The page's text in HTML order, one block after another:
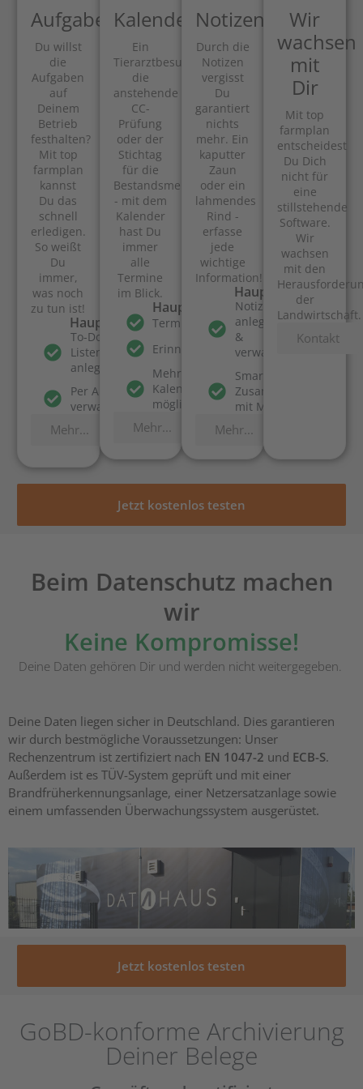
Aufgaben
Du willst
die
Aufgaben
auf
Deinem
Betrieb
festhalten?
Mit top
farmplan
kannst
Du das
schnell
erledigen.
So weißt
Du
immer,
was noch
zu tun ist!
Hauptfunktionen
To-Do
Listen
anlegen
Per App
verwalten
Mehr...
Kalender
Ein
Tierarztbesuch,
die
anstehende
CC-
Prüfung
oder der
Stichtag
für die
Bestandsmeldung
- mit dem
Kalender
hast Du
immer
alle
Termine
im Blick.
Hauptfunktionen
Terminverwaltung
Erinnerungen
Mehrere
Kalender
möglich
Mehr...
Notizen
Durch die
Notizen
vergisst
Du
garantiert
nichts
mehr. Ein
kaputter
Zaun
oder ein
lahmendes
Rind -
erfasse
jede
wichtige
Information!
Hauptfunktionen
Notizen
anlegen
&
verwalten
Smarte
Zusammenarbeit
mit Mitarbeiten
Mehr...
Wir
wachsen
mit
Dir
Mit top
farmplan
entscheidest
Du Dich
nicht für
eine
stillstehende
Software.
Wir
wachsen
mit den
der
Landwirtschaft.
Kontakt
Jetzt kostenlos testen
Beim Datenschutz machen
wir
Keine Kompromisse!
Deine Daten gehören Dir und werden nicht weitergegeben.
Deine Daten liegen sicher in Deutschland. Dies garantieren
wir durch bestmögliche Voraussetzungen: Unser
Rechenzentrum ist zertifiziert nach EN 1047-2 und ECB-S.
Außerdem ist es TÜV-System geprüft und mit einer
Brandfrüherkennungsanlage, einer Netzersatzanlage sowie
einem umfassenden Überwachungssystem ausgerüstet.
Jetzt kostenlos testen
GoBD-konforme Archivierung
Deiner Belege